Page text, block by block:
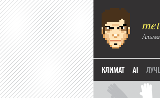
КЛИМАТ AI